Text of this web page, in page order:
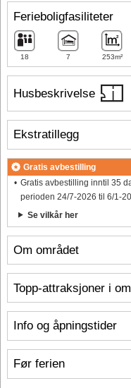
Husbeskrivelse
Om området
Info og åpningstider
Før ferien
Ferieboligfasiliteter
18 7 253m²
Ekstratillegg
Gratis avbestilling
Gratis avbestilling inntil 35
perioden 24/7-2026 til 6/1-
Se vilkår her
Topp-attraksjoner i